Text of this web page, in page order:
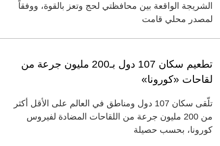
الشريجة الواقعة بين محافظتي لحج وتعز بالقوة، ووفقاً
لمصدر محلي قامت
تطعيم سكان 107 دول بـ200 مليون جرعة من
لقاحات «كورونا»
تلّقى سكان 107 دول ومناطق في العالم على الأقل أكثر
من 200 مليون جرعة من اللقاحات المضادة لفيروس
كورونا، بحسب حصيلة